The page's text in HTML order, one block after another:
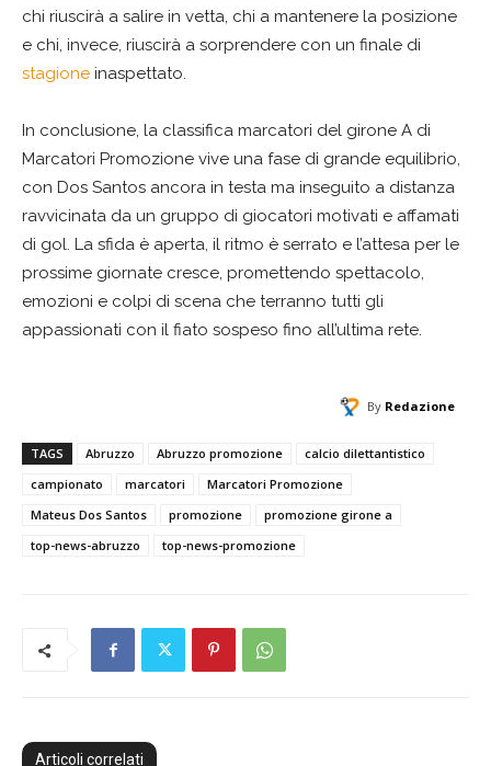
chi riuscirà a salire in vetta, chi a mantenere la posizione
e chi, invece, riuscirà a sorprendere con un finale di
stagione inaspettato.
In conclusione, la classifica marcatori del girone A di
Marcatori Promozione vive una fase di grande equilibrio,
con Dos Santos ancora in testa ma inseguito a distanza
ravvicinata da un gruppo di giocatori motivati e affamati
di gol. La sfida è aperta, il ritmo è serrato e l’attesa per le
prossime giornate cresce, promettendo spettacolo,
emozioni e colpi di scena che terranno tutti gli
appassionati con il fiato sospeso fino all’ultima rete.
By Redazione
TAGS Abruzzo Abruzzo promozione
calcio dilettantistico
campionato
marcatori
Marcatori Promozione
Mateus Dos Santos
promozione
promozione girone a
top-news-abruzzo
top-news-promozione
Articoli correlati